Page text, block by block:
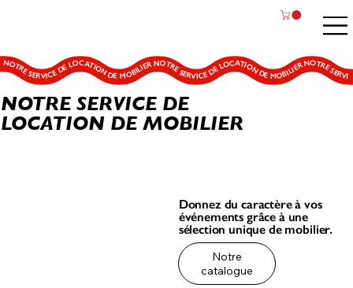
Donnez du caractère à vos
événements grâce à une
sélection unique de mobilier.
Notre
NOTRE SERVICE DE LOCATION DE MOBILIER NOTRE SERVICE DE LOCATION DE MOBILIER NOTRE SERVICE DE LOCATION DE MOBILIER NOTRE SERVICE DE LOCATION DE MOBILIER NOTRE SERVICE DE LOCATION DE MOBILIER NOTRE SERVICE DE LOCATION DE MOBILIER NOTRE SERVICE DE LOCATION DE MOBILIER NOTRE SERVICE DE LOCATION DE MOBILIER NOTRE SERVICE DE LOCATION DE MOBILIER NOTRE SERVICE DE LOCATION DE MOBILIER
NOTRE SERVICE DE
LOCATION DE MOBILIER